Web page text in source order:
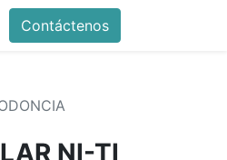
Contáctenos
NI-TI